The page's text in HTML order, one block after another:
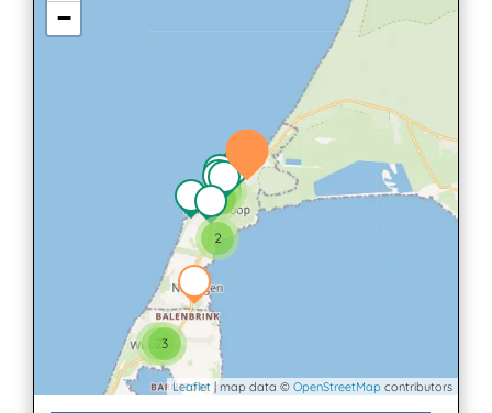
23
2
32
−
Leaflet | map data © OpenStreetMap contributors